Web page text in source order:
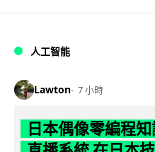
人工智能
Lawton 7 小時
日本偶像零編程